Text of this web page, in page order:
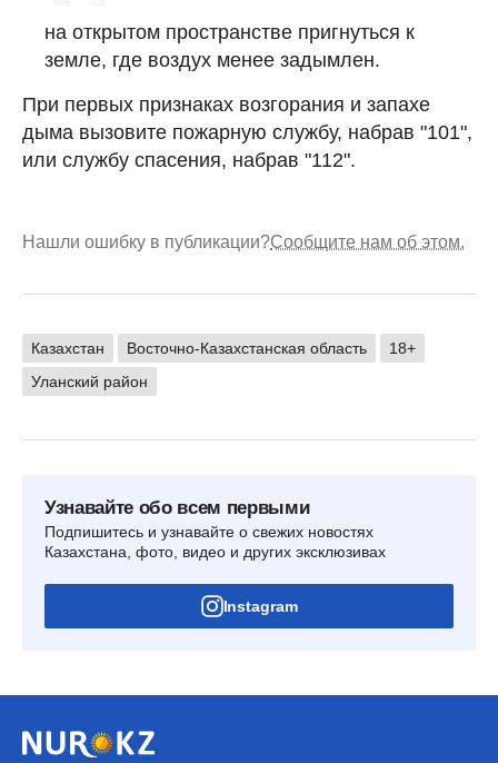
на открытом пространстве пригнуться к
земле, где воздух менее задымлен.
При первых признаках возгорания и запахе
дыма вызовите пожарную службу, набрав "101",
или службу спасения, набрав "112".
Нашли ошибку в публикации?Сообщите нам об этом.
Казахстан Восточно-Казахстанская область
18+
Уланский район
Узнавайте обо всем первыми
Подпишитесь и узнавайте о свежих новостях
Казахстана, фото, видео и других эксклюзивах
Instagram